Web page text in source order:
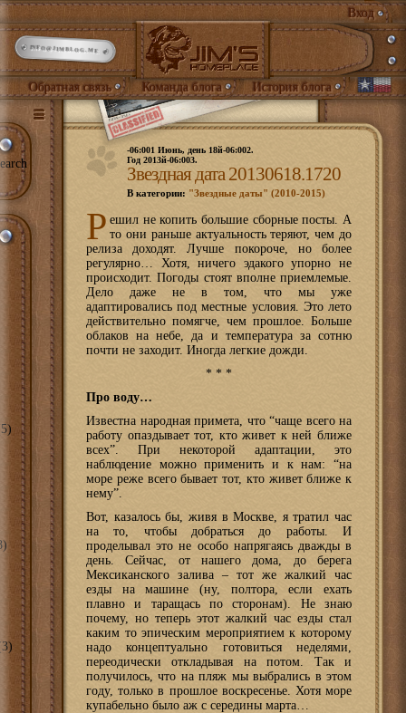
Вход
INFO@JIMBLOG.ME
Обратная связь Команда блога История блога
-06:001 Июнь, день 18й-06:002.
Год 2013й-06:003.
Звездная дата 20130618.1720
В категории: "Звездные даты" (2010-2015)
Р ешил не копить большие сборные посты. А
то они раньше актуальность теряют, чем до
релиза доходят. Лучше покороче, но более
регулярно… Хотя, ничего эдакого упорно не
происходит. Погоды стоят вполне приемлемые.
Дело даже не в том, что мы уже
адаптировались под местные условия. Это лето
действительно помягче, чем прошлое. Больше
облаков на небе, да и температура за сотню
почти не заходит. Иногда легкие дожди.
* * *
Про воду…
Известна народная примета, что “чаще всего на
работу опаздывает тот, кто живет к ней ближе
всех”. При некоторой адаптации, это
наблюдение можно применить и к нам: “на
море реже всего бывает тот, кто живет ближе к
нему”.
Вот, казалось бы, живя в Москве, я тратил час
на то, чтобы добраться до работы. И
проделывал это не особо напрягаясь дважды в
день. Сейчас, от нашего дома, до берега
Мексиканского залива – тот же жалкий час
езды на машине (ну, полтора, если ехать
плавно и таращась по сторонам). Не знаю
почему, но теперь этот жалкий час езды стал
каким то эпическим мероприятием к которому
надо концептуально готовиться неделями,
переодически откладывая на потом. Так и
получилось, что на пляж мы выбрались в этом
году, только в прошлое воскресенье. Хотя море
купабельно было аж с середины марта…